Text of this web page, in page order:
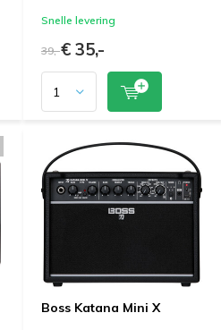
Snelle levering
39,-€ 35,-
Boss Katana Mini X